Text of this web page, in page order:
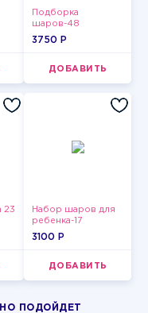
Подборка
шаров-48
3750 P
ДОБАВИТЬ
23
Набор шаров для
ребенка-17
3100 P
ДОБАВИТЬ
ПОДОЙДЕТ